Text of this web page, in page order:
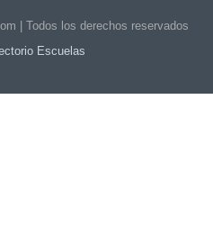
| Todos los derechos reservados
Escuelas